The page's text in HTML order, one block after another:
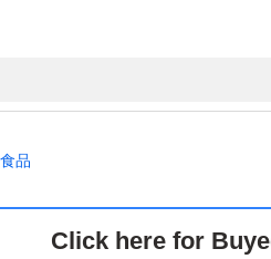
品
Click here for